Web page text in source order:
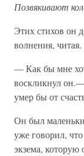
Позвякивают
Этих стихов он
волнения, читая.
— Как бы мне
воскликнул
умер бы от
Он был
уже говорил,
экзема,